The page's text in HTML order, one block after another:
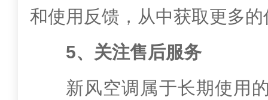
和使用反馈，从中获取更多
5、关注售后服务
新风空调属于长期使用